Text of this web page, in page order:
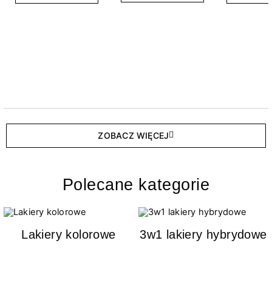
ZOBACZ WIĘCEJ
Polecane kategorie
Lakiery kolorowe 3w1 lakiery hybrydowe